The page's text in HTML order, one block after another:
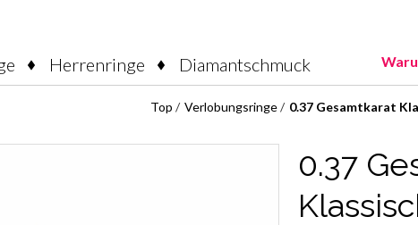
Herrenringe Diamantschmuck
Top / Verlobungsringe/ 0.37 Gesamtkarat
0.37